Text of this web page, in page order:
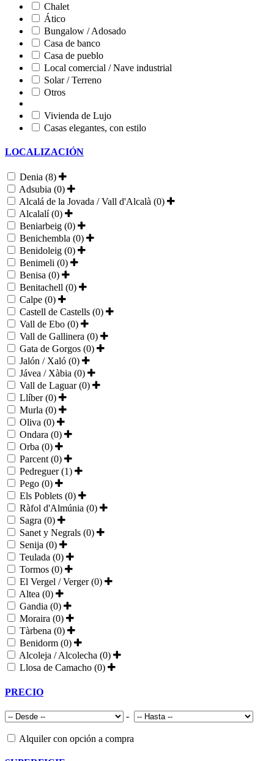
Chalet
Ático
Bungalow / Adosado
Casa de banco
Casa de pueblo
Local comercial / Nave industrial
Solar / Terreno
Otros
Vivienda de Lujo
Casas elegantes, con estilo
LOCALIZACIÓN
Denia (8)
Adsubia (0)
Alcalá de la Jovada / Vall d'Alcalà (0)
Alcalalí (0)
Beniarbeig (0)
Benichembla (0)
Benidoleig (0)
Benimeli (0)
Benisa (0)
Benitachell (0)
Calpe (0)
Castell de Castells (0)
Vall de Ebo (0)
Vall de Gallinera (0)
Gata de Gorgos (0)
Jalón / Xaló (0)
Jávea / Xàbia (0)
Vall de Laguar (0)
Llíber (0)
Murla (0)
Oliva (0)
Ondara (0)
Orba (0)
Parcent (0)
Pedreguer (1)
Pego (0)
Els Poblets (0)
Ràfol d'Almúnia (0)
Sagra (0)
Sanet y Negrals (0)
Senija (0)
Teulada (0)
Tormos (0)
El Vergel / Verger (0)
Altea (0)
Gandia (0)
Moraira (0)
Tàrbena (0)
Benidorm (0)
Alcoleja / Alcolecha (0)
Llosa de Camacho (0)
PRECIO
-
Alquiler con opción a compra